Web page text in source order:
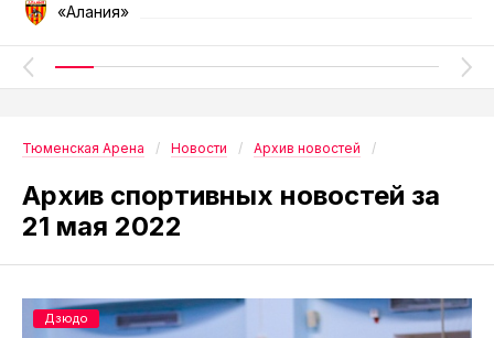
«Алания»
Тюменская Арена Новости Архив новостей
Архив спортивных новостей за
21 мая 2022
Дзюдо